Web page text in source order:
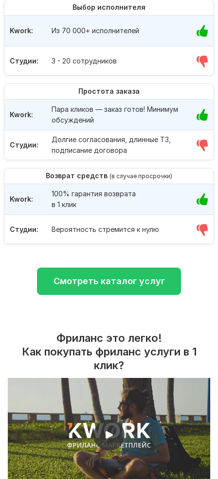
Выбор исполнителя
Студии: 3 - 20 сотрудников
Kwork: Из 70 000+ исполнителей
Простота заказа
Студии:
Долгие согласования, длинные ТЗ,
подписание договора
Kwork:
Пара кликов — заказ готов! Минимум
обсуждений
Возврат средств (в случае просрочки)
Студии: Вероятность стремится к нулю
Kwork:
100% гарантия возврата
в 1 клик
Смотреть каталог услуг
Фриланс это легко!
Как покупать фриланс услуги в 1
клик?